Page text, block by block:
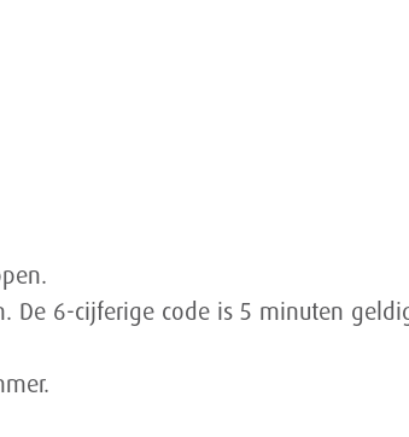
De 6-cijferige code is 5 minuten